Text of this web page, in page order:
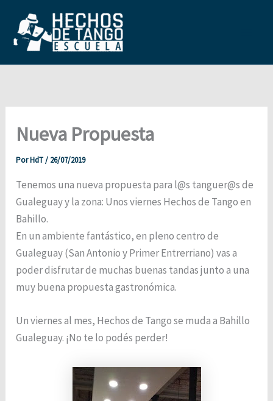
contenido
Nueva Propuesta
PorHdT/ 26/07/2019
Tenemos una nueva propuesta para l@s tanguer@s de
Gualeguay y la zona: Unos viernes Hechos de Tango en
Bahillo.
En un ambiente fantástico, en pleno centro de
Gualeguay (San Antonio y Primer Entrerriano) vas a
poder disfrutar de muchas buenas tandas junto a una
muy buena propuesta gastronómica.
Un viernes al mes, Hechos de Tango se muda a Bahillo
Gualeguay. ¡No te lo podés perder!